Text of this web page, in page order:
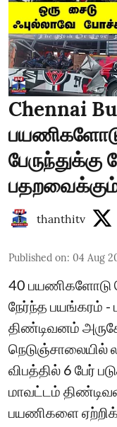
Chennai
பதறவைக்கும்
thanthitv
Published on: 04 Aug
40 பயணிகளோடு
நேர்ந்த பயங்கரம் -
திண்டிவனம்
நெடுஞ்சாலையில்
விபத்தில் 6 பேர்
மாவட்டம்
பயணிகளை